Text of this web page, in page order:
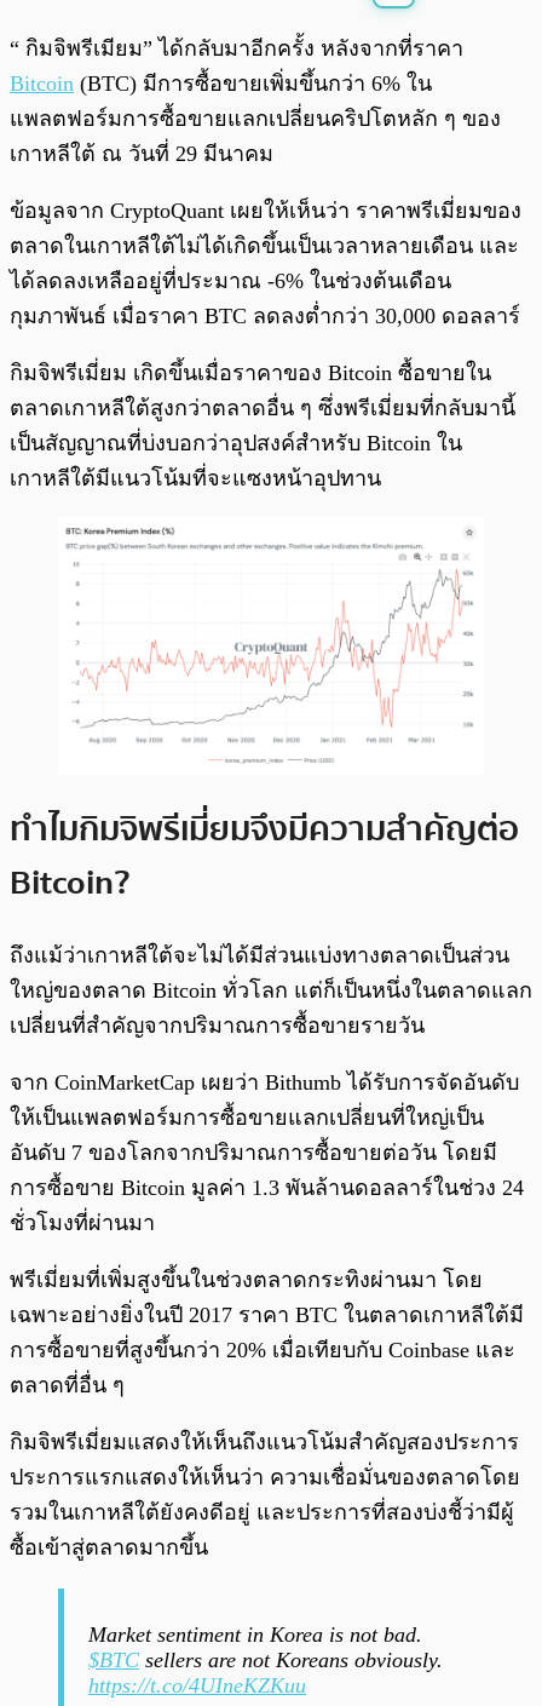
พร้อมเล่น 0:00
“ กิมจิพรีเมียม” ได้กลับมาอีกครั้ง หลังจากที่ราคา
Bitcoin (BTC) มีการซื้อขายเพิ่มขึ้นกว่า 6% ใน
แพลตฟอร์มการซื้อขายแลกเปลี่ยนคริปโตหลัก ๆ ของ
เกาหลีใต้ ณ วันที่ 29 มีนาคม
ข้อมูลจาก CryptoQuant เผยให้เห็นว่า ราคาพรีเมี่ยมของ
ตลาดในเกาหลีใต้ไม่ได้เกิดขึ้นเป็นเวลาหลายเดือน และ
ได้ลดลงเหลืออยู่ที่ประมาณ -6% ในช่วงต้นเดือน
กุมภาพันธ์ เมื่อราคา BTC ลดลงต่ำกว่า 30,000 ดอลลาร์
กิมจิพรีเมี่ยม เกิดขึ้นเมื่อราคาของ Bitcoin ซื้อขายใน
ตลาดเกาหลีใต้สูงกว่าตลาดอื่น ๆ ซึ่งพรีเมี่ยมที่กลับมานี้
เป็นสัญญาณที่บ่งบอกว่าอุปสงค์สำหรับ Bitcoin ใน
เกาหลีใต้มีแนวโน้มที่จะแซงหน้าอุปทาน
ทำไมกิมจิพรีเมี่ยมจึงมีความสำคัญต่อ
Bitcoin?
ถึงแม้ว่าเกาหลีใต้จะไม่ได้มีส่วนแบ่งทางตลาดเป็นส่วน
ใหญ่ของตลาด Bitcoin ทั่วโลก แต่ก็เป็นหนึ่งในตลาดแลก
เปลี่ยนที่สำคัญจากปริมาณการซื้อขายรายวัน
จาก CoinMarketCap เผยว่า Bithumb ได้รับการจัดอันดับ
ให้เป็นแพลตฟอร์มการซื้อขายแลกเปลี่ยนที่ใหญ่เป็น
อันดับ 7 ของโลกจากปริมาณการซื้อขายต่อวัน โดยมี
การซื้อขาย Bitcoin มูลค่า 1.3 พันล้านดอลลาร์ในช่วง 24
ชั่วโมงที่ผ่านมา
พรีเมี่ยมที่เพิ่มสูงขึ้นในช่วงตลาดกระทิงผ่านมา โดย
เฉพาะอย่างยิ่งในปี 2017 ราคา BTC ในตลาดเกาหลีใต้มี
การซื้อขายที่สูงขึ้นกว่า 20% เมื่อเทียบกับ Coinbase และ
ตลาดที่อื่น ๆ
กิมจิพรีเมี่ยมแสดงให้เห็นถึงแนวโน้มสำคัญสองประการ
ประการแรกแสดงให้เห็นว่า ความเชื่อมั่นของตลาดโดย
รวมในเกาหลีใต้ยังคงดีอยู่ และประการที่สองบ่งชี้ว่ามีผู้
ซื้อเข้าสู่ตลาดมากขึ้น
Market sentiment in Korea is not bad.
$BTC sellers are not Koreans obviously.
https://t.co/4UIneKZKuu